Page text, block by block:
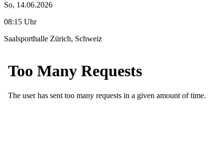
So, 14.06.2026
08:15 Uhr
Saalsporthalle Zürich, Schweiz